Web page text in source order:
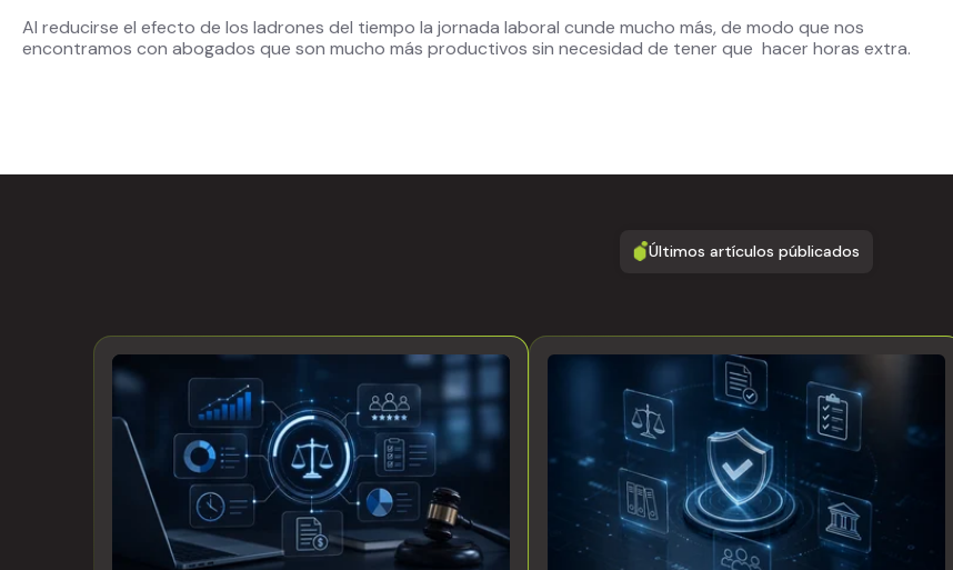
Al reducirse el efecto de los ladrones del tiempo la jornada laboral cunde mucho más, de modo que nos
encontramos con abogados que son mucho más productivos sin necesidad de tener que hacer horas extra.
Últimos artículos públicados